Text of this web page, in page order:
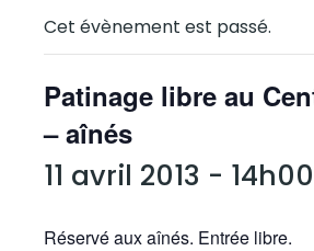
Cet évènement est passé.
Patinage libre au
– aînés
11 avril 2013 - 14h00
Réservé aux aînés. Entrée libre.